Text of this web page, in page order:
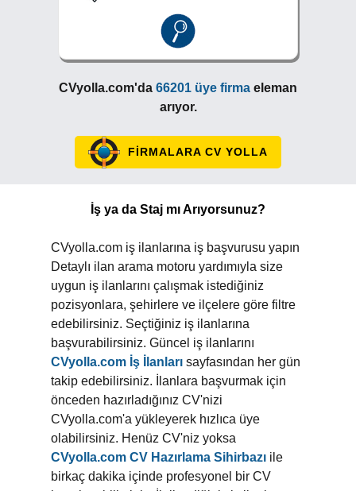
CVyolla.com'da 66201 üye firma eleman
arıyor.
FİRMALARA CV YOLLA
İş ya da Staj mı Arıyorsunuz?
CVyolla.com iş ilanlarına iş başvurusu yapın
Detaylı ilan arama motoru yardımıyla size
uygun iş ilanlarını çalışmak istediğiniz
pozisyonlara, şehirlere ve ilçelere göre filtre
edebilirsiniz. Seçtiğiniz iş ilanlarına
başvurabilirsiniz. Güncel iş ilanlarını
CVyolla.com İş İlanları sayfasından her gün
takip edebilirsiniz. İlanlara başvurmak için
önceden hazırladığınız CV'nizi
CVyolla.com'a yükleyerek hızlıca üye
olabilirsiniz. Henüz CV'niz yoksa
CVyolla.com CV Hazırlama Sihirbazı ile
birkaç dakika içinde profesyonel bir CV